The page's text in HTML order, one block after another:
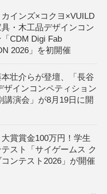
カインズ×コクヨ×VUILD
・木工品デザインコン
CDM Digi Fab
2026」を初開催
壮介らが登壇、「長谷
ザインコンペティション
講演会」が8月19日に開
大賞賞金100万円！学生
スト「サイゲームス ク
ンテスト2026」が開催